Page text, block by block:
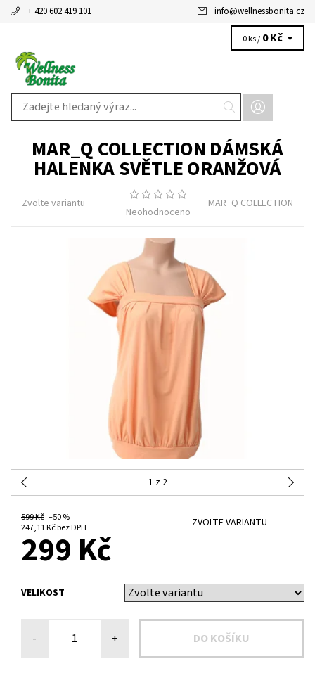
+ 420 602 419 101 info@wellnessbonita.cz
0 ks / 0 Kč
MAR_Q COLLECTION DÁMSKÁ
HALENKA SVĚTLE ORANŽOVÁ
Zvolte variantu
Neohodnoceno
MAR_Q COLLECTION
1 z 2
599 Kč –50 %
247,11 Kč bez DPH
ZVOLTE VARIANTU
299 Kč
VELIKOST
- +